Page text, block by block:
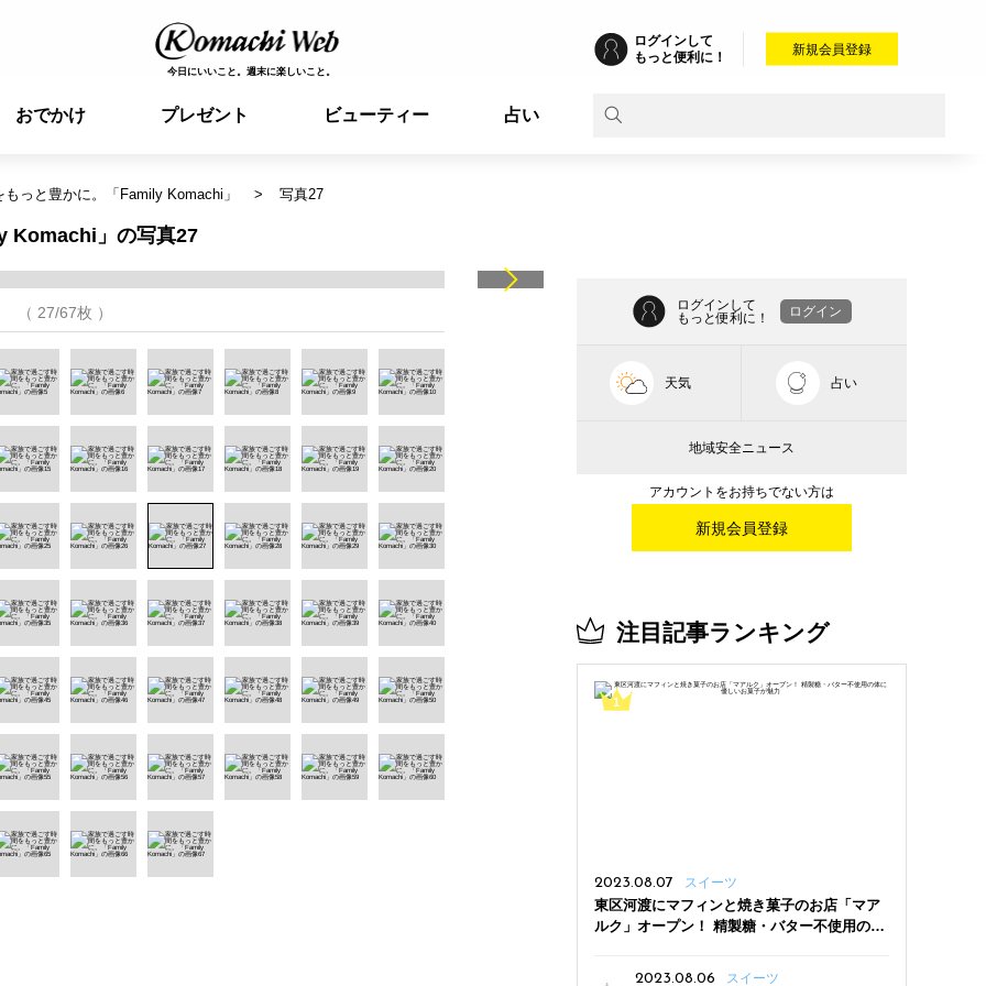
今日にいいこと。週末に楽しいこと。
ログインして
もっと便利に！
新規会員登録
おでかけ プレゼント ビューティー 占い
っと豊かに。「Family Komachi」 写真27
Komachi」の写真27
（ 27/67枚 ）
ログインして
もっと便利に！
ログイン
天気 占い
地域安全ニュース
アカウントをお持ちでない方は
新規会員登録
注目記事ランキング
2023.08.07 スイーツ
東区河渡にマフィンと焼き菓子のお店「マア
ルク」オープン！ 精製糖・バター不使用の体
2023.08.06
スイーツ